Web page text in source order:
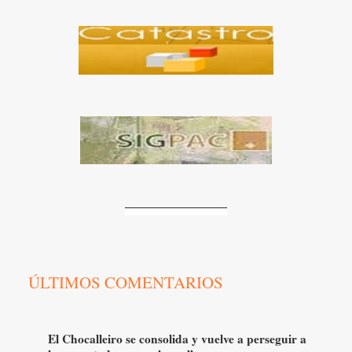
ÚLTIMOS COMENTARIOS
El Chocalleiro se consolida y vuelve a perseguir a